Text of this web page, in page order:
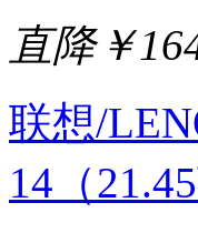
直降￥
联想/
14（